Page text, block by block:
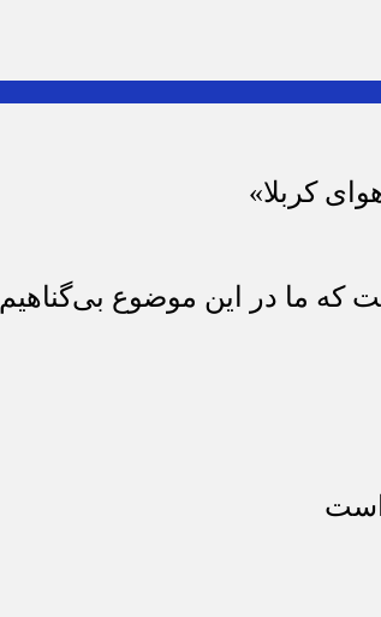
کربلا»
که ما در این موضوع بی‌گناهیم
است